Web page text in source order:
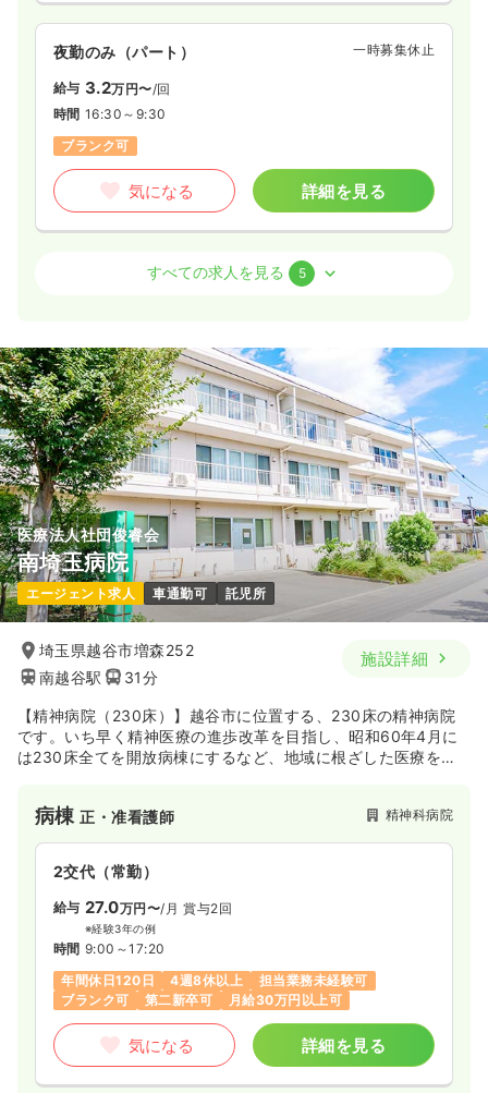
夜勤のみ（パート） 一時募集休止
給与 3.2万円〜/回
時間 16:30～9:30
ブランク可
気になる 詳細を見る
正・准看護師
給与 28.4万円〜/月 賞与1.5ヶ月
※経験10年の例
時間 9:00～17:30
年間休日120日
ブランク可 月給28万円以上可
気になる 詳細を見る
日勤のみ（パート） 一時募集休止
給与 時給1,500円〜
時間 9:00～17:30
ブランク可
時給1,500円以上可
日勤のみ（常勤）
給与 28.0万円〜
時間 9:00～17:30
年間休日120日
気になる 詳細を見る
透析正・准看護師 一般＋療養
すべての求人を見る 5
医療法人社団俊睿会
南埼玉病院
エージェント求人 車通勤可 託児所
埼玉県越谷市増森252
南越谷駅
31分
施設詳細
【精神病院（230床）】越谷市に位置する、230床の精神病院
です。いち早く精神医療の進歩改革を目指し、昭和60年4月に
は230床全てを開放病棟にするなど、地域に根ざした医療を実
実習認定病院として認定を受けるなど、地域の精神分野の中核
的役割を担っています。
病棟正・准看護師 精神科病院
2交代（常勤）
給与 27.0万円〜/月 賞与2回
※経験3年の例
時間 9:00～17:20
年間休日120日
4週8休以上
担当業務未経験可
ブランク可
第二新卒可 月給30万円以上可
気になる 詳細を見る